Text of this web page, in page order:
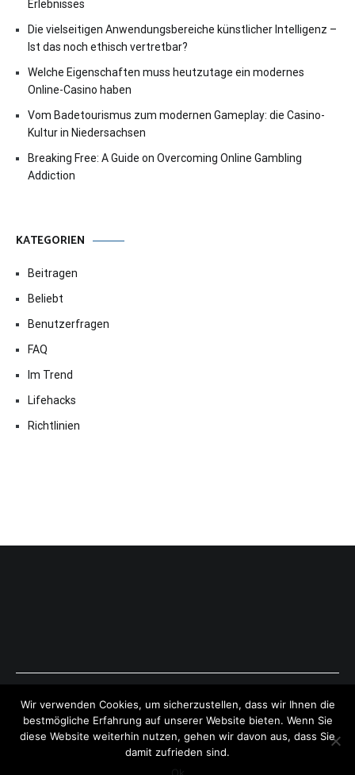
Erlebnisses
Die vielseitigen Anwendungsbereiche künstlicher Intelligenz –
Ist das noch ethisch vertretbar?
Welche Eigenschaften muss heutzutage ein modernes
Online-Casino haben
Vom Badetourismus zum modernen Gameplay: die Casino-
Kultur in Niedersachsen
Breaking Free: A Guide on Overcoming Online Gambling
Addiction
KATEGORIEN
Beitragen
Beliebt
Benutzerfragen
FAQ
Im Trend
Lifehacks
Richtlinien
Copyright © 2026ExpressAntworten.com . All rights reserved.
Theme:Cenote by ThemeGrill. Powered byWordPress .
Wir verwenden Cookies, um sicherzustellen, dass wir Ihnen die
bestmögliche Erfahrung auf unserer Website bieten. Wenn Sie
diese Website weiterhin nutzen, gehen wir davon aus, dass Sie
damit zufrieden sind.